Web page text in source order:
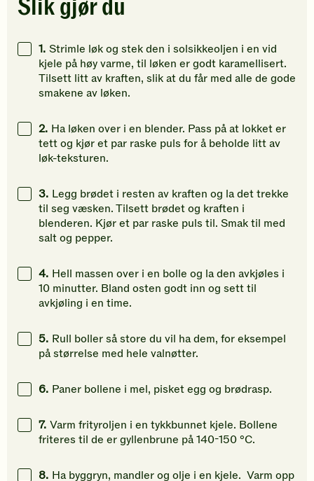
Klikk
å
gi
vurdering.
gi
din
vurdering.
å
gi
din
Slik gjør du
1. Strimle løk og stek den i solsikkeoljen i en vid
kjele på høy varme, til løken er godt karamellisert.
Tilsett litt av kraften, slik at du får med alle de gode
smakene av løken.
2. Ha løken over i en blender. Pass på at lokket er
tett og kjør et par raske puls for å beholde litt av
løk-teksturen.
3. Legg brødet i resten av kraften og la det trekke
til seg væsken. Tilsett brødet og kraften i
blenderen. Kjør et par raske puls til. Smak til med
salt og pepper.
4. Hell massen over i en bolle og la den avkjøles i
10 minutter. Bland osten godt inn og sett til
avkjøling i en time.
5. Rull boller så store du vil ha dem, for eksempel
på størrelse med hele valnøtter.
6. Paner bollene i mel, pisket egg og brødrasp.
7. Varm frityroljen i en tykkbunnet kjele. Bollene
friteres til de er gyllenbrune på 140-150 °C.
8. Ha byggryn, mandler og olje i en kjele. Varm opp